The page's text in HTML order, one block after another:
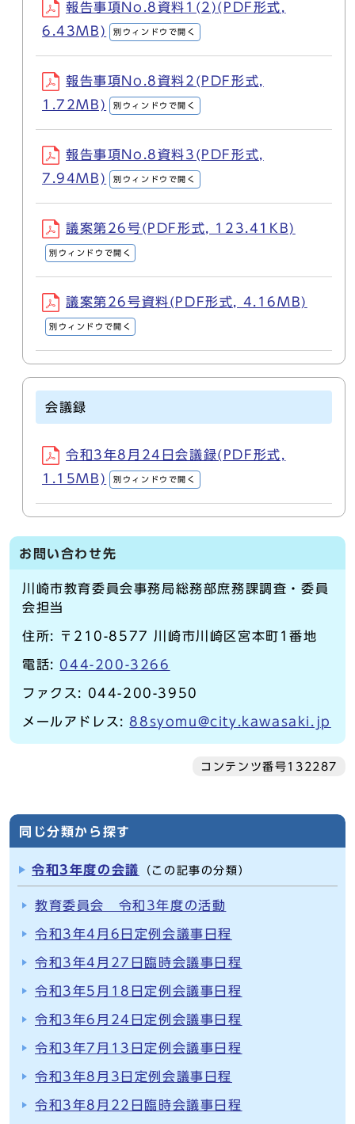
報告事項No.8資料1(2)(PDF形式,
6.43MB)
別ウィンドウで開く
報告事項No.8資料2(PDF形式,
1.72MB)
別ウィンドウで開く
報告事項No.8資料3(PDF形式,
7.94MB)
別ウィンドウで開く
議案第26号(PDF形式, 123.41KB)
別ウィンドウで開く
議案第26号資料(PDF形式, 4.16MB)
別ウィンドウで開く
会議録
令和3年8月24日会議録(PDF形式,
1.15MB)
別ウィンドウで開く
お問い合わせ先
川崎市教育委員会事務局総務部庶務課調査・委員
会担当
住所: 〒210-8577 川崎市川崎区宮本町1番地
電話: 044-200-3266
ファクス: 044-200-3950
メールアドレス:88syomu@city.kawasaki.jp
コンテンツ番号132287
同じ分類から探す
令和3年度の会議 （この記事の分類）
教育委員会 令和3年度の活動
令和3年4月6日定例会議事日程
令和3年4月27日臨時会議事日程
令和3年5月18日定例会議事日程
令和3年6月24日定例会議事日程
令和3年7月13日定例会議事日程
令和3年8月3日定例会議事日程
令和3年8月22日臨時会議事日程